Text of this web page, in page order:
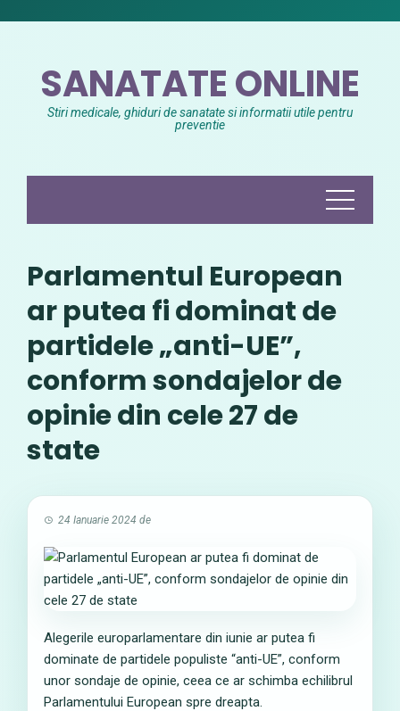
SANATATE ONLINE
Stiri medicale, ghiduri de sanatate si informatii utile pentru
preventie
Parlamentul European
ar putea fi dominat de
partidele „anti-UE”,
conform sondajelor de
opinie din cele 27 de
state
24 Ianuarie 2024 de
Alegerile europarlamentare din iunie ar putea fi
dominate de partidele populiste “anti-UE”, conform
unor sondaje de opinie, ceea ce ar schimba echilibrul
Parlamentului European spre dreapta.